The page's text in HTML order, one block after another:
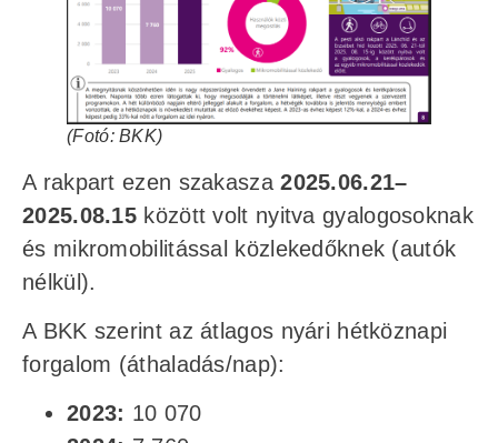
(Fotó: BKK)
A rakpart ezen szakasza2025.06.21–
2025.08.15 között volt nyitva gyalogosoknak
és mikromobilitással közlekedőknek (autók
nélkül).
A BKK szerint az átlagos nyári hétköznapi
forgalom (áthaladás/nap):
2023: 10 070